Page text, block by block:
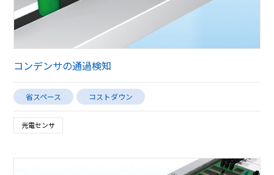
コンデンサの通過検知
省スペース コストダウン
光電センサ